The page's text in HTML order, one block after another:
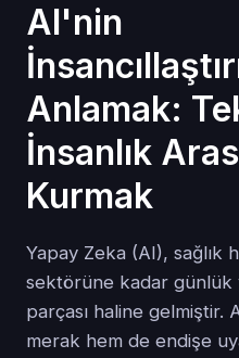
AI'nin
Anlamak:
İnsanlık
Kurmak
Yapay Zeka (AI), sağlık
sektörüne kadar günlük
parçası haline gelmiştir.
merak hem de endişe